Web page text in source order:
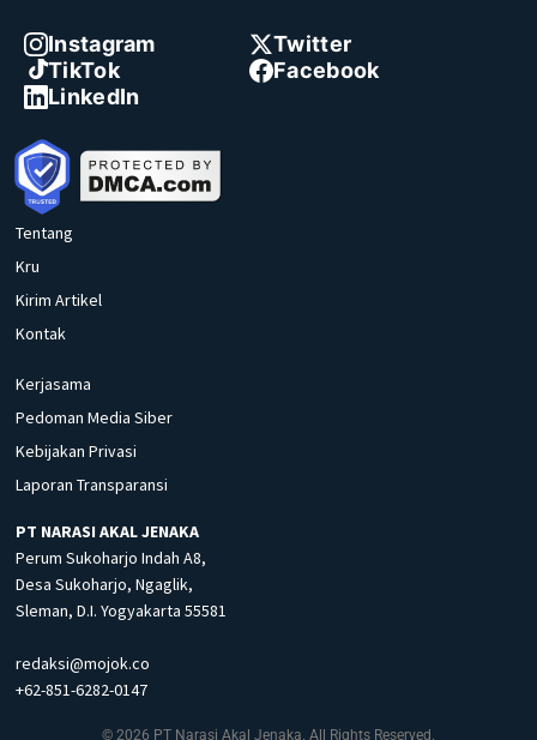
Instagram
Twitter
TikTok
Facebook
LinkedIn
Tentang
Kru
Kirim Artikel
Kontak
Kerjasama
Pedoman Media Siber
Kebijakan Privasi
Laporan Transparansi
PT NARASI AKAL JENAKA
Perum Sukoharjo Indah A8,
Desa Sukoharjo, Ngaglik,
Sleman, D.I. Yogyakarta 55581
redaksi@mojok.co
+62-851-6282-0147
© 2026 PT Narasi Akal Jenaka. All Rights Reserved.